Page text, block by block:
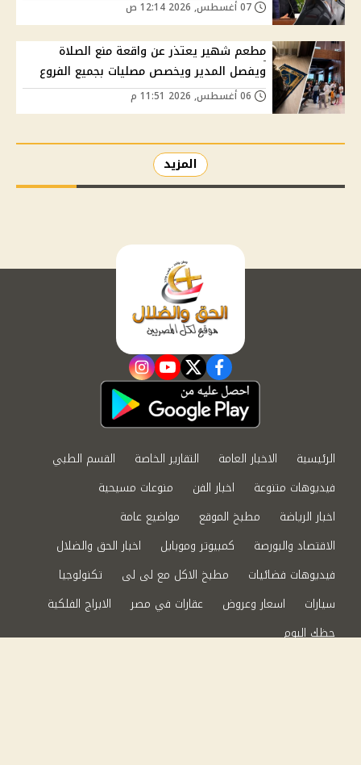
مطعم شهير يعتذر عن واقعة منع الصلاة
ويفصل المدير ويخصص مصليات بجميع الفروع
المزيد
facebook
twitter
youtube
instagram
الرئيسية الاخبار العامة التقارير الخاصة
القسم الطبي
فيديوهات متنوعة
اخبار الفن
منوعات مسيحية
اخبار الرياضة
مطبخ الموقع
مواضيع عامة
الاقتصاد والبورصة
كمبيوتر وموبايل
اخبار الحق والضلال
فيديوهات فضائيات
مطبخ الاكل مع لى لى
تكنولوجيا
سيارات
اسعار وعروض عقارات في مصر
الابراج الفلكية
حظك اليوم